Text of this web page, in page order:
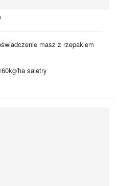
masz z rzepakiem
ha saletry